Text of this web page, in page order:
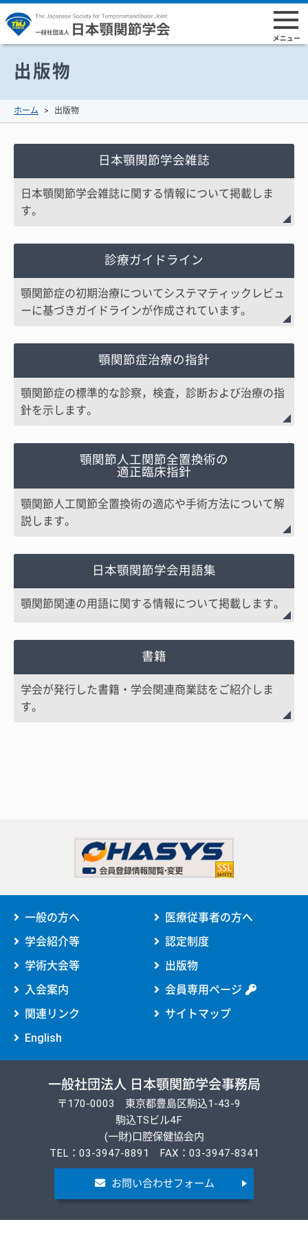
出版物
ホーム 出版物
日本顎関節学会雑誌
日本顎関節学会雑誌に関する情報について掲載しま
す。
診療ガイドライン
顎関節症の初期治療についてシステマティックレビュ
ーに基づきガイドラインが作成されています。
顎関節症治療の指針
顎関節症の標準的な診察，検査，診断および治療の指
針を示します。
顎関節人工関節全置換術の
適正臨床指針
顎関節人工関節全置換術の適応や手術方法について解
説します。
日本顎関節学会用語集
顎関節関連の用語に関する情報について掲載します。
書籍
学会が発行した書籍・学会関連商業誌をご紹介しま
す。
一般の方へ
医療従事者の方へ
学会紹介等
認定制度
学術大会等
出版物
入会案内
会員専用ページ
関連リンク
サイトマップ
English
一般社団法人 日本顎関節学会事務局
〒170-0003 東京都豊島区駒込1-43-9
駒込TSビル4F
(一財)口腔保健協会内
TEL：03-3947-8891 FAX：03-3947-8341
お問い合わせフォーム